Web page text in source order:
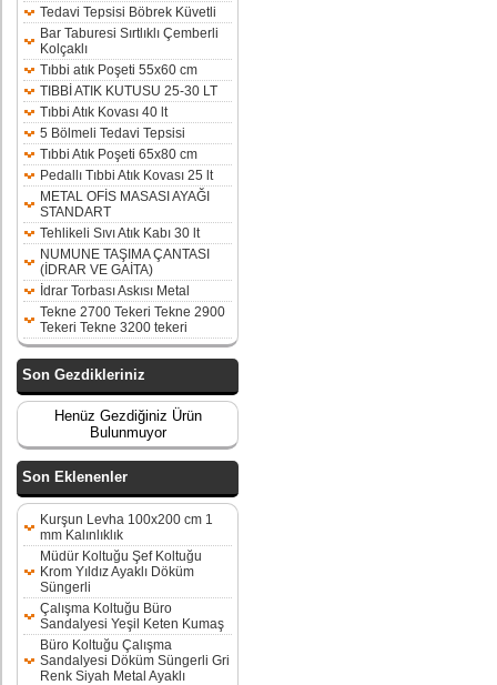
Tedavi Tepsisi Böbrek Küvetli
Bar Taburesi Sırtlıklı Çemberli
Kolçaklı
Tıbbi atık Poşeti 55x60 cm
TIBBİ ATIK KUTUSU 25-30 LT
Tıbbi Atık Kovası 40 lt
5 Bölmeli Tedavi Tepsisi
Tıbbi Atık Poşeti 65x80 cm
Pedallı Tıbbi Atık Kovası 25 lt
METAL OFİS MASASI AYAĞI
STANDART
Tehlikeli Sıvı Atık Kabı 30 lt
NUMUNE TAŞIMA ÇANTASI
(İDRAR VE GAİTA)
İdrar Torbası Askısı Metal
Tekne 2700 Tekeri Tekne 2900
Tekeri Tekne 3200 tekeri
Son Gezdikleriniz
Henüz Gezdiğiniz Ürün
Bulunmuyor
Son Eklenenler
Kurşun Levha 100x200 cm 1
mm Kalınlıklık
Müdür Koltuğu Şef Koltuğu
Krom Yıldız Ayaklı Döküm
Süngerli
Çalışma Koltuğu Büro
Sandalyesi Yeşil Keten Kumaş
Büro Koltuğu Çalışma
Sandalyesi Döküm Süngerli Gri
Renk Siyah Metal Ayaklı